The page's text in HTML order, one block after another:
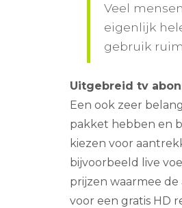
Veel
eigenlijk
gebruik
Uitgebreid tv
Een ook zeer
pakket hebben en
kiezen voor
bijvoorbeeld live
prijzen waarmee
voor een gratis HD